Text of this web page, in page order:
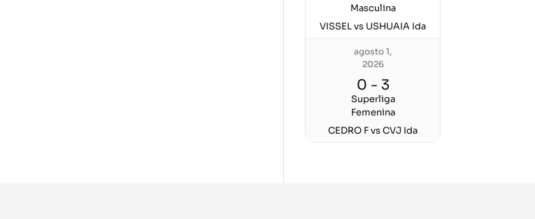
Masculina
VISSEL vs USHUAIA Ida
agosto 1,
2026
0 - 3
Superliga
Femenina
CEDRO F vs CVJ Ida